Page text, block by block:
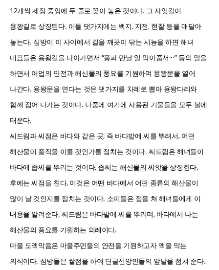
12개씩 제장 중앙에 두 줄로 꽂아 놓은 것이다. 그 사잇길이
용왕길로 상징된다. 이들 댓가지에는 백지, 지전, 현찰 등을 매달아
놓는다. 심방이 이 사이에서 길을 깨끗이 닦는 시늉을 하면 해녀
대표들은 용왕길을 나아가면서 “풍파 만날 일 막아줍서···” 등의 말을
하면서 어업의 안전과 해산물의 풍요를 기원하며 용왕문을 열어
나간다. 용왕문을 연다는 것은 댓가지를 차례로 뽑아 용왕다리와
함께 접어 나가는 것이다. 나중에 여기에 사용된 기물들을 모두 불에
태운다.
씨드림과 씨점은 바다와 같은 곳, 즉 바다밭에 씨를 뿌려서, 어떤
해산물이 풍작을 이룰 것인가를 점치는 것이다. 씨드림은 해녀들이
바다에 좁씨를 뿌리는 것이다, 좁씨는 해산물의 씨앗을 상징한다.
후에는 씨점을 친다, 이것은 어떤 바다에서 어떤 종류의 해산물이
많이 날 것인지를 점치는 것이다. 소미들은 점을 쳐 해녀들에게 이
내용을 알려준다. 씨드림은 바다밭에 씨를 뿌리며, 바다에서 나는
해산물의 풍요를 기원하는 의례이다.
마을 도액막음은 마을주민들의 안전을 기원하고자 액을 막는
의식이다. 심방들은 쌀점을 하여 단골신앙민들의 앞날을 점쳐 준다.